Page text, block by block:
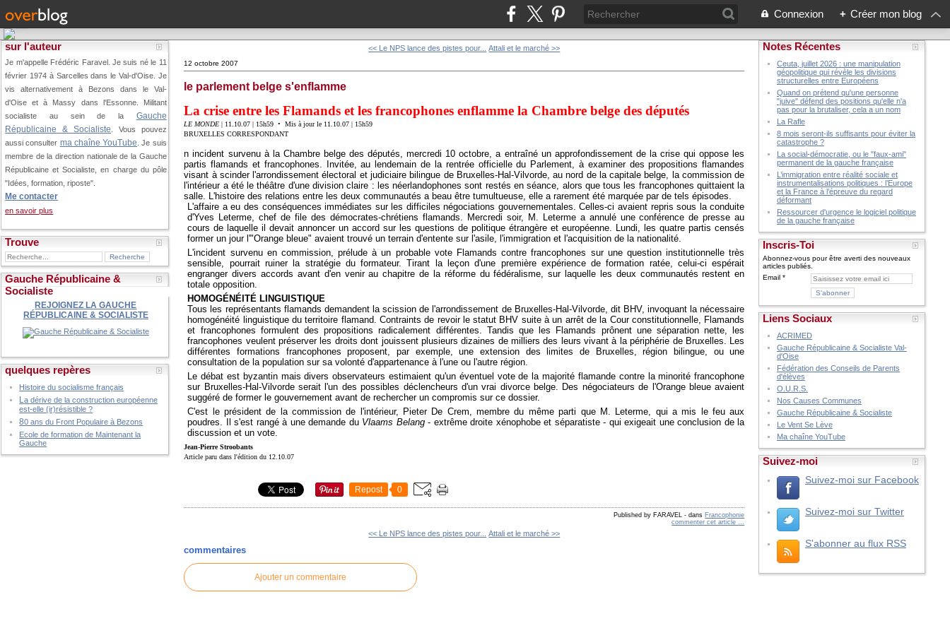
Connexion + Créer mon blog
sur l'auteur
Je m'appelle Frédéric Faravel. Je suis né le 11
février 1974 à Sarcelles dans le Val-d'Oise. Je
vis alternativement à Bezons dans le Val-
d'Oise et à Massy dans l'Essonne. Militant
socialiste au sein de la Gauche
Républicaine & Socialiste . Vous pouvez
aussi consulter ma chaîne YouTube . Je suis
membre de la direction nationale de la Gauche
Républicaine et Socialiste, en charge du pôle
"Idées, formation, riposte".
Me contacter
en savoir plus
Trouve
Gauche Républicaine &
Socialiste
REJOIGNEZ LA GAUCHE
RÉPUBLICAINE & SOCIALISTE
quelques repères
Histoire du socialisme français
La dérive de la construction européenne
est-elle (ir)résistible ?
80 ans du Front Populaire à Bezons
Ecole de formation de Maintenant la
Gauche
<< Le NPS lance des pistes pour... Attali et le marché >>
12 octobre 2007
le parlement belge s'enflamme
La crise entre les Flamands et les francophones enflamme la Chambre belge des députés
LE MONDE | 11.10.07 | 15h59 • Mis à jour le 11.10.07 | 15h59
BRUXELLES CORRESPONDANT
n incident survenu à la Chambre belge des députés, mercredi 10 octobre, a entraîné un approfondissement de la crise qui oppose les
partis flamands et francophones. Invitée, au lendemain de la rentrée officielle du Parlement, à examiner des propositions flamandes
visant à scinder l'arrondissement électoral et judiciaire bilingue de Bruxelles-Hal-Vilvorde, au nord de la capitale belge, la commission de
l'intérieur a été le théâtre d'une division claire : les néerlandophones sont restés en séance, alors que tous les francophones quittaient la
salle. L'histoire des relations entre les deux communautés a beau être tumultueuse, elle a rarement été marquée par de tels épisodes.
L'affaire a eu des conséquences immédiates sur les difficiles négociations gouvernementales. Celles-ci avaient repris sous la conduite
d'Yves Leterme, chef de file des démocrates-chrétiens flamands. Mercredi soir, M. Leterme a annulé une conférence de presse au
cours de laquelle il devait annoncer un accord sur les questions de politique étrangère et européenne. Lundi, les quatre partis censés
former un jour l'"Orange bleue" avaient trouvé un terrain d'entente sur l'asile, l'immigration et l'acquisition de la nationalité.
L'incident survenu en commission, prélude à un probable vote Flamands contre francophones sur une question institutionnelle très
sensible, pourrait ruiner la stratégie du formateur. Tirant la leçon d'une première expérience de formation ratée, celui-ci espérait
engranger divers accords avant d'en venir au chapitre de la réforme du fédéralisme, sur laquelle les deux communautés restent en
totale opposition.
HOMOGÉNÉITÉ LINGUISTIQUE
Tous les représentants flamands demandent la scission de l'arrondissement de Bruxelles-Hal-Vilvorde, dit BHV, invoquant la nécessaire
homogénéité linguistique du territoire flamand. Contraints de revoir le statut BHV suite à un arrêt de la Cour constitutionnelle, Flamands
et francophones formulent des propositions radicalement différentes. Tandis que les Flamands prônent une séparation nette, les
francophones veulent préserver les droits dont jouissent plusieurs dizaines de milliers des leurs vivant à la périphérie de Bruxelles. Les
différentes formations francophones proposent, par exemple, une extension des limites de Bruxelles, région bilingue, ou une
consultation de la population sur sa volonté d'appartenance à l'une ou l'autre région.
Le débat est byzantin mais divers observateurs estimaient qu'un éventuel vote de la majorité flamande contre la minorité francophone
sur Bruxelles-Hal-Vilvorde serait l'un des possibles déclencheurs d'un vrai divorce belge. Des négociateurs de l'Orange bleue avaient
suggéré de former le gouvernement avant de rechercher un compromis sur ce dossier.
C'est le président de la commission de l'intérieur, Pieter De Crem, membre du même parti que M. Leterme, qui a mis le feu aux
poudres. Il s'est rangé à une demande du Vlaams Belang- extrême droite xénophobe et séparatiste - qui exigeait une conclusion de la
discussion et un vote.
Jean-Pierre Stroobants
Article paru dans l'édition du 12.10.07
Repost 0
Published by FARAVEL - dans Francophonie
commenter cet article
<< Le NPS lance des pistes pour... Attali et le marché >>
commentaires
Ajouter un commentaire
Notes Récentes
Ceuta, juillet 2026 : une manipulation
géopolitique qui révèle les divisions
structurelles entre Européens
Quand on prétend qu'une personne
"juive" défend des positions qu'elle n'a
pas pour la brutaliser, cela a un nom
La Rafle
8 mois seront-ils suffisants pour éviter la
catastrophe ?
La social-démocratie, ou le "faux-ami"
permanent de la gauche française
L’immigration entre réalité sociale et
instrumentalisations politiques : l’Europe
et la France à l’épreuve du regard
déformant
Ressourcer d'urgence le logiciel politique
de la gauche française
Inscris-Toi
Abonnez-vous pour être averti des nouveaux
articles publiés.
Email
Liens Sociaux
ACRIMED
Gauche Républicaine & Socialiste Val-
d'Oise
Fédération des Conseils de Parents
d'élèves
O.U.R.S.
Nos Causes Communes
Gauche Républicaine & Socialiste
Le Vent Se Lève
Ma chaîne YouTube
Suivez-moi
Suivez-moi sur Facebook
Suivez-moi sur Twitter
S'abonner au flux RSS